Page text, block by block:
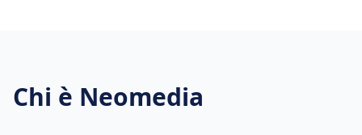
Chi è Neomedia